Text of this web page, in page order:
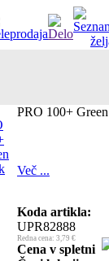
PRO 100+
Več ...
Koda artikla:
UPR82888
Redna cena: 3,79 €
Cena v spletni